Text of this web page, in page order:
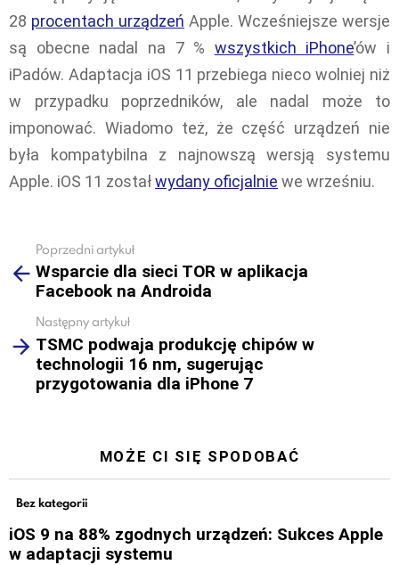
28 procentach urządzeń Apple. Wcześniejsze wersje
są obecne nadal na 7 % wszystkich iPhone’ów i
iPadów. Adaptacja iOS 11 przebiega nieco wolniej niż
w przypadku poprzedników, ale nadal może to
imponować. Wiadomo też, że część urządzeń nie
była kompatybilna z najnowszą wersją systemu
Apple. iOS 11 zostałwydany oficjalnie we wrześniu.
more
Poprzedni artykuł
Wsparcie dla sieci TOR w aplikacja
Facebook na Androida
Następny artykuł
TSMC podwaja produkcję chipów w
technologii 16 nm, sugerując
przygotowania dla iPhone 7
MOŻE CI SIĘ SPODOBAĆ
Bez kategorii
iOS 9 na 88% zgodnych urządzeń: Sukces Apple
w adaptacji systemu